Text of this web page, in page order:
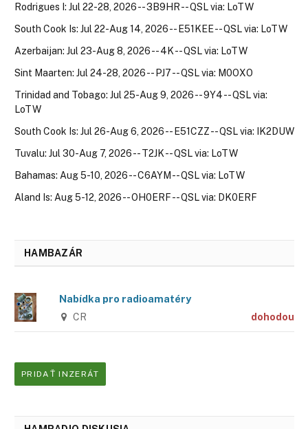
Rodrigues I: Jul 22-28, 2026 -- 3B9HR -- QSL via: LoTW
South Cook Is: Jul 22-Aug 14, 2026 -- E51KEE -- QSL via: LoTW
Azerbaijan: Jul 23-Aug 8, 2026 -- 4K -- QSL via: LoTW
Sint Maarten: Jul 24-28, 2026 -- PJ7 -- QSL via: M0OXO
Trinidad and Tobago: Jul 25-Aug 9, 2026 -- 9Y4 -- QSL via:
LoTW
South Cook Is: Jul 26-Aug 6, 2026 -- E51CZZ -- QSL via: IK2DUW
Tuvalu: Jul 30-Aug 7, 2026 -- T2JK -- QSL via: LoTW
Bahamas: Aug 5-10, 2026 -- C6AYM -- QSL via: LoTW
Aland Is: Aug 5-12, 2026 -- OH0ERF -- QSL via: DK0ERF
HAMBAZÁR
Nabídka pro radioamatéry
CR dohodou
PRIDAŤ INZERÁT